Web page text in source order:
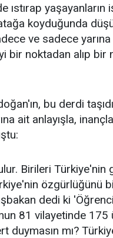
ıstırap
koyduğunda
ve sadece
bir noktadan alıp
bu derdi
ait anlayışla,
Birileri Türkiye'nin
özgürlüğünü
dedi ki
81 vilayetinde
duymasın mı?